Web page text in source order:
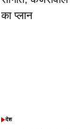
POSTED
देश